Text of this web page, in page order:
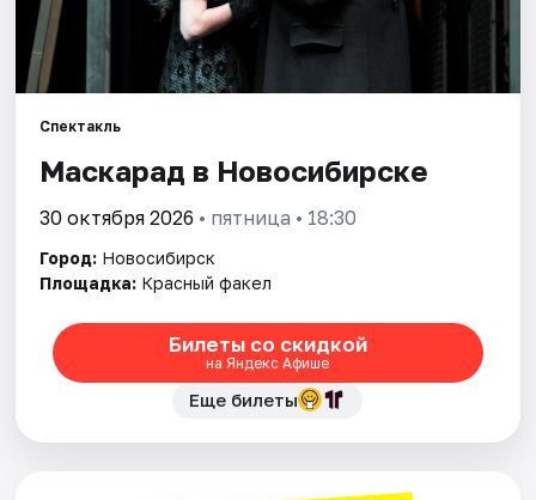
События
Площадки
Артисты
Рейтинги
Спектакль
Маскарад в Новосибирске
30 октября 2026 • пятница • 18:30
Город: Новосибирск
Площадка: Красный факел
Билеты со скидкой
на Яндекс Афише
Еще билеты